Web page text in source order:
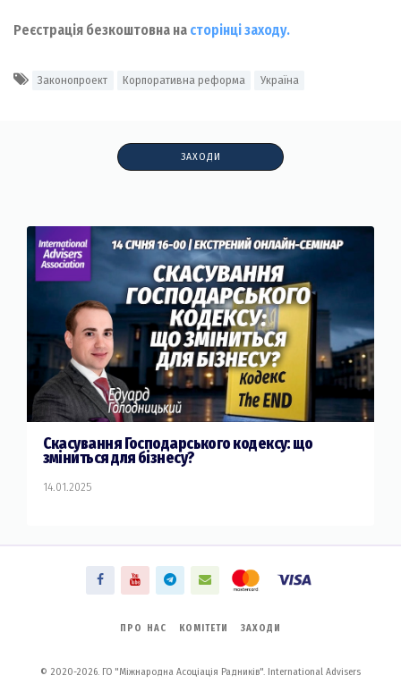
Реєстрація безкоштовна на сторінці заходу.
Законопроект Корпоративна реформа Україна
ЗАХОДИ
Скасування Господарського кодексу: що
зміниться для бізнесу?
14.01.2025
ПРО НАС КОМІТЕТИ ЗАХОДИ
© 2020-2026. ГО "Міжнародна Асоціація Радників". International Advisers